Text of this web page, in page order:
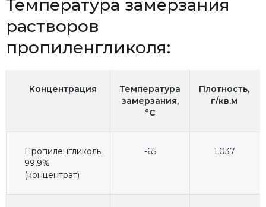
Температура замерзания
растворов
пропиленгликоля:
Концентрация
Температура
замерзания,
°C
Плотность,
г/кв.м
Пропиленгликоль
99,9%
(концентрат)
-65 1,037